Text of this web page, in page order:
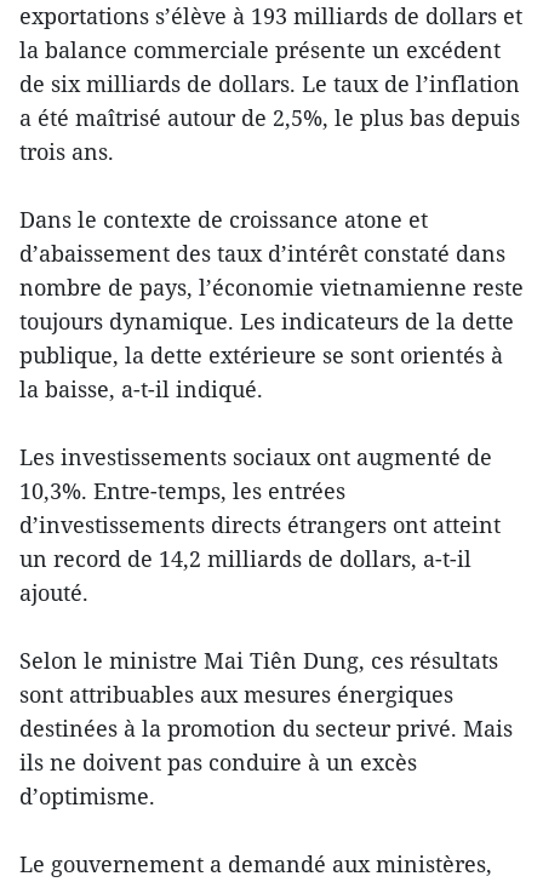
exportations s’élève à 193 milliards de dollars et
la balance commerciale présente un excédent
de six milliards de dollars. Le taux de l’inflation
a été maîtrisé autour de 2,5%, le plus bas depuis
trois ans.
Dans le contexte de croissance atone et
d’abaissement des taux d’intérêt constaté dans
nombre de pays, l’économie vietnamienne reste
toujours dynamique. Les indicateurs de la dette
publique, la dette extérieure se sont orientés à
la baisse, a-t-il indiqué.
Les investissements sociaux ont augmenté de
10,3%. Entre-temps, les entrées
d’investissements directs étrangers ont atteint
un record de 14,2 milliards de dollars, a-t-il
ajouté.
Selon le ministre Mai Tiên Dung, ces résultats
sont attribuables aux mesures énergiques
destinées à la promotion du secteur privé. Mais
ils ne doivent pas conduire à un excès
d’optimisme.
Le gouvernement a demandé aux ministères,